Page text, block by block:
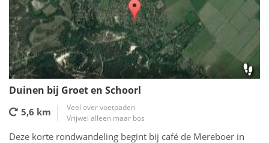
Duinen bij Groet en Schoorl
5,6 km
Veel over voetpaden
Vrijwel alleen maar bos
Deze korte rondwandeling begint bij café de Mereboer in